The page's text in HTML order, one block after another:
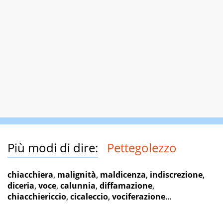
Più modi di dire: Pettegolezzo
chiacchiera, malignità, maldicenza, indiscrezione,
diceria,voce,calunnia,diffamazione,
chiacchiericcio,cicaleccio,vociferazione...